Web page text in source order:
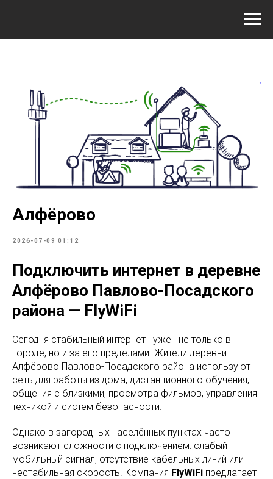
Алфёрово
2026-07-09 01:12
Подключить интернет в деревне
Алфёрово Павлово-Посадского
района — FlyWiFi
Сегодня стабильный интернет нужен не только в
городе, но и за его пределами. Жители деревни
Алфёрово Павлово-Посадского района используют
сеть для работы из дома, дистанционного обучения,
общения с близкими, просмотра фильмов, управления
техникой и систем безопасности.
Однако в загородных населённых пунктах часто
возникают сложности с подключением: слабый
мобильный сигнал, отсутствие кабельных линий или
нестабильная скорость. Компания FlyWiFi предлагает